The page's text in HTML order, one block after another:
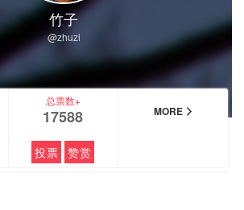
竹子
@zhuzi
总票数+
17588
投票 赞赏
MORE